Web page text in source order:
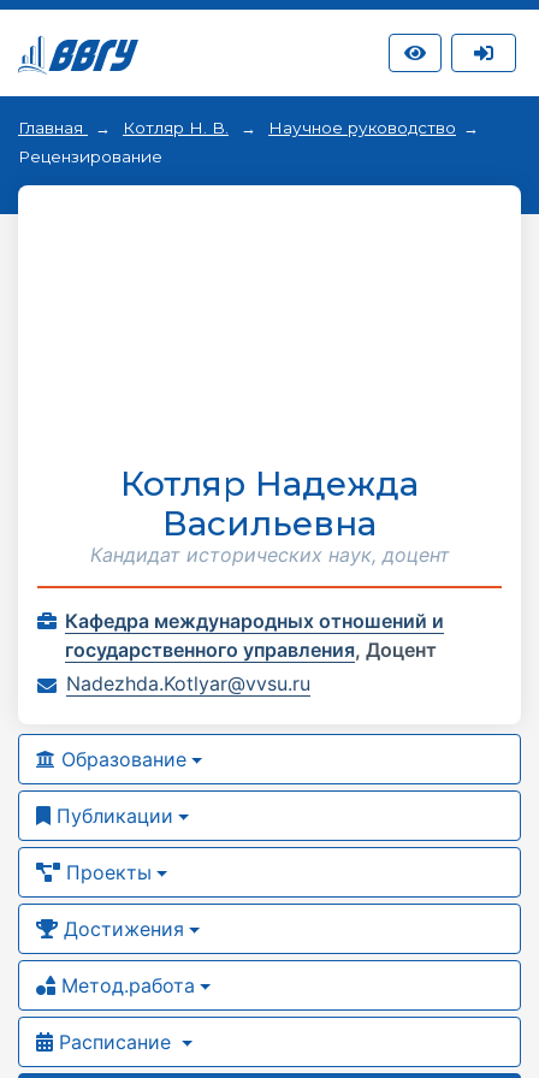
Главная Котляр Н. В.
Научное руководство
Рецензирование
Котляр Надежда
Васильевна
Кандидат исторических наук, доцент
Кафедра международных отношений и
государственного управления, Доцент
Nadezhda.Kotlyar@vvsu.ru
Образование
Публикации
Проекты
Достижения
Метод.работа
Расписание